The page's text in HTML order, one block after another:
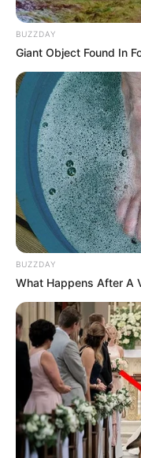
de la ciudad de Neiva
con una gran
Lea También: Inicia
Trump va por ella
Mauricio Rodríguez
Solidaria, indicó que
BUZZDAY
Giant Object Found In
BUZZDAY
What Happens After A